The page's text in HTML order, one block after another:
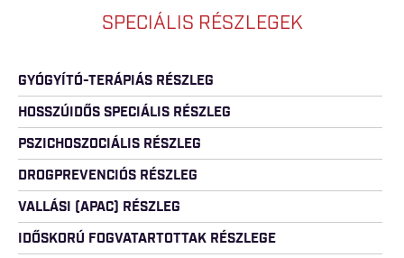
SPECIÁLIS RÉSZLEGEK
GYÓGYÍTÓ-TERÁPIÁS RÉSZLEG
HOSSZÚIDŐS SPECIÁLIS RÉSZLEG
PSZICHOSZOCIÁLIS RÉSZLEG
DROGPREVENCIÓS RÉSZLEG
VALLÁSI (APAC) RÉSZLEG
IDŐSKORÚ FOGVATARTOTTAK RÉSZLEGE